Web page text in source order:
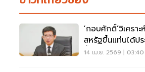
‘กอบศักดิ์’วิเครา
สหรัฐขึ้นแท่นได้ป
น้ำมันโลก
14 เม.ย. 2569 |